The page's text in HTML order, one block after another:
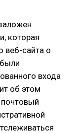
которая
веб-сайта о
входа
об этом